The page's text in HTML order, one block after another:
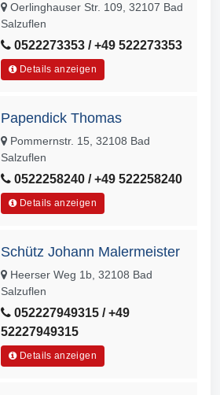
Oerlinghauser Str. 109, 32107 Bad
Salzuflen
0522273353 / +49 522273353
Details anzeigen
Papendick Thomas
Pommernstr. 15, 32108 Bad
Salzuflen
0522258240 / +49 522258240
Details anzeigen
Schütz Johann Malermeister
Heerser Weg 1b, 32108 Bad
Salzuflen
052227949315 / +49
52227949315
Details anzeigen